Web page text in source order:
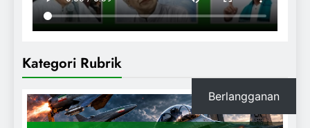
Kategori Rubrik
Berlangganan